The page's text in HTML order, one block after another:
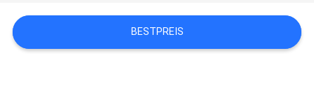
VERBINDUNG
BESTPREIS